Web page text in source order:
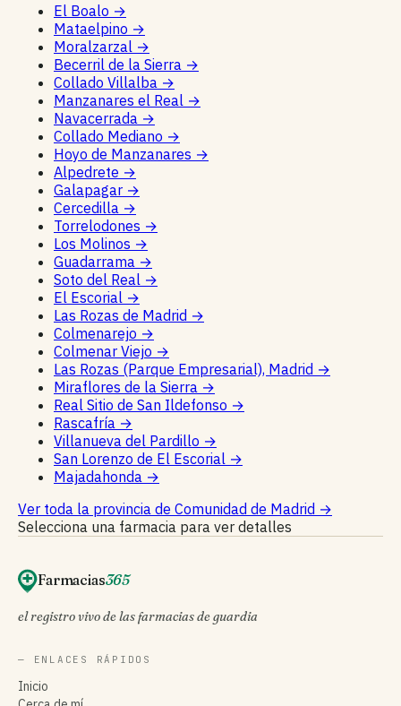
El Boalo →
Mataelpino →
Moralzarzal →
Becerril de la Sierra →
Collado Villalba →
Manzanares el Real →
Navacerrada →
Collado Mediano →
Hoyo de Manzanares →
Alpedrete →
Galapagar →
Cercedilla →
Torrelodones →
Los Molinos →
Guadarrama →
Soto del Real →
El Escorial →
Las Rozas de Madrid →
Colmenarejo →
Colmenar Viejo →
Las Rozas (Parque Empresarial), Madrid →
Miraflores de la Sierra →
Real Sitio de San Ildefonso →
Rascafría →
Villanueva del Pardillo →
San Lorenzo de El Escorial →
Majadahonda →
Ver toda la provincia de Comunidad de Madrid →
Selecciona una farmacia para ver detalles
Farmacias365
el registro vivo de las farmacias de guardia
— ENLACES RÁPIDOS
Inicio